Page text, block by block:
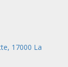
17000 La